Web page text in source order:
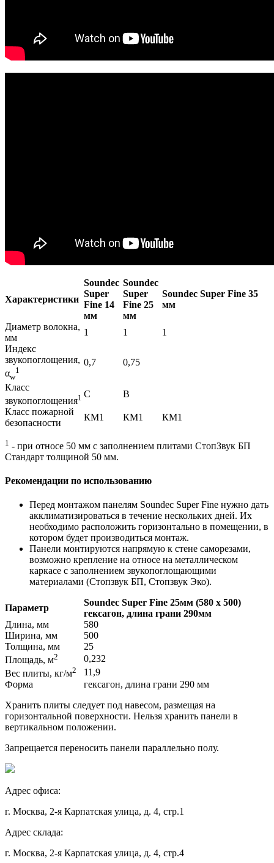
Характеристики
Soundec
Super
Fine 14
мм
Soundec
Super
Fine 25
мм
Soundec Super Fine 35
мм
Диаметр волокна,
мм
1 1
1
Индекс
звукопоглощения,
αw
1
0,7 0,75
Класс
звукопоглощения1 C
B
Класс пожарной
безопасности
КM1 КM1 КM1
1 - при относе 50 мм с заполнением плитами СтопЗвук БП
Стандарт толщиной 50 мм.
Рекомендации по использованию
Перед монтажом панелям Soundec Super Fine нужно дать
акклиматизироваться в течение нескольких дней. Их
необходимо расположить горизонтально в помещении, в
котором будет производиться монтаж.
Панели монтируются напрямую к стене саморезами,
возможно крепление на относе на металлическом
каркасе с заполнением звукопоглощающими
материалами (Стопзвук БП, Стопзвук Эко).
Параметр
Soundec Super Fine 25мм (580 x 500)
гексагон, длина грани 290мм
Длина, мм
580
Ширина, мм
500
Толщина, мм
25
Площадь, м2
0,232
Вес плиты, кг/м2
11,9
Форма
гексагон, длина грани 290 мм
Хранить плиты следует под навесом, размещая на
горизонтальной поверхности. Нельзя хранить панели в
вертикальном положении.
Запрещается переносить панели параллельно полу.
Адрес офиса:
г. Москва, 2-я Карпатская улица, д. 4, стр.1
Адрес склада:
г. Москва, 2-я Карпатская улица, д. 4, стр.4